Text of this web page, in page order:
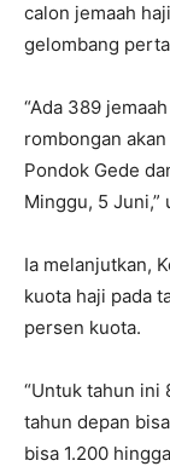
calon jemaah
gelombang
“Ada 389
rombongan
Pondok Gede
Minggu, 5 Juni,”
Ia melanjutkan,
kuota haji pada
persen kuota.
“Untuk tahun ini
tahun depan
bisa 1.200